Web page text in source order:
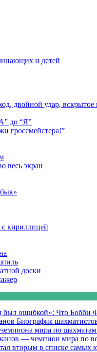
и детей
двойной удар, вскрытое
до “Я”
гроссмейстера!”
весь экран
кириллицей
доски
был ошибкой»: Что Бобби
Биография
мира по
— чемпион мира по
вторым в списке самых